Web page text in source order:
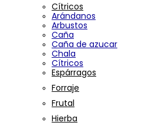
Cítricos
Arándanos
Arbustos
Caña
Caña de azucar
Chala
Cítricos
Espárragos
Forraje
Frutal
Hierba